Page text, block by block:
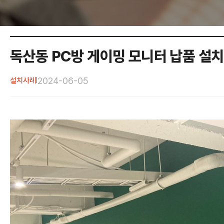
독산동 PC방 게이밍 모니터 납품 설
설치사례 2024-06-05